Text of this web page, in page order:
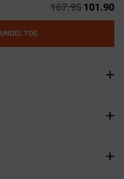
167.95 101.90
TOE